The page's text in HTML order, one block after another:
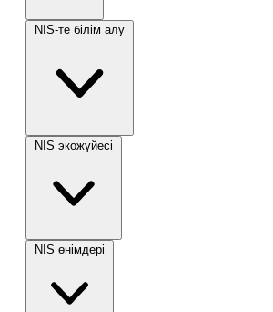
NIS-те білім алу
NIS экожүйесі
NIS өнімдері